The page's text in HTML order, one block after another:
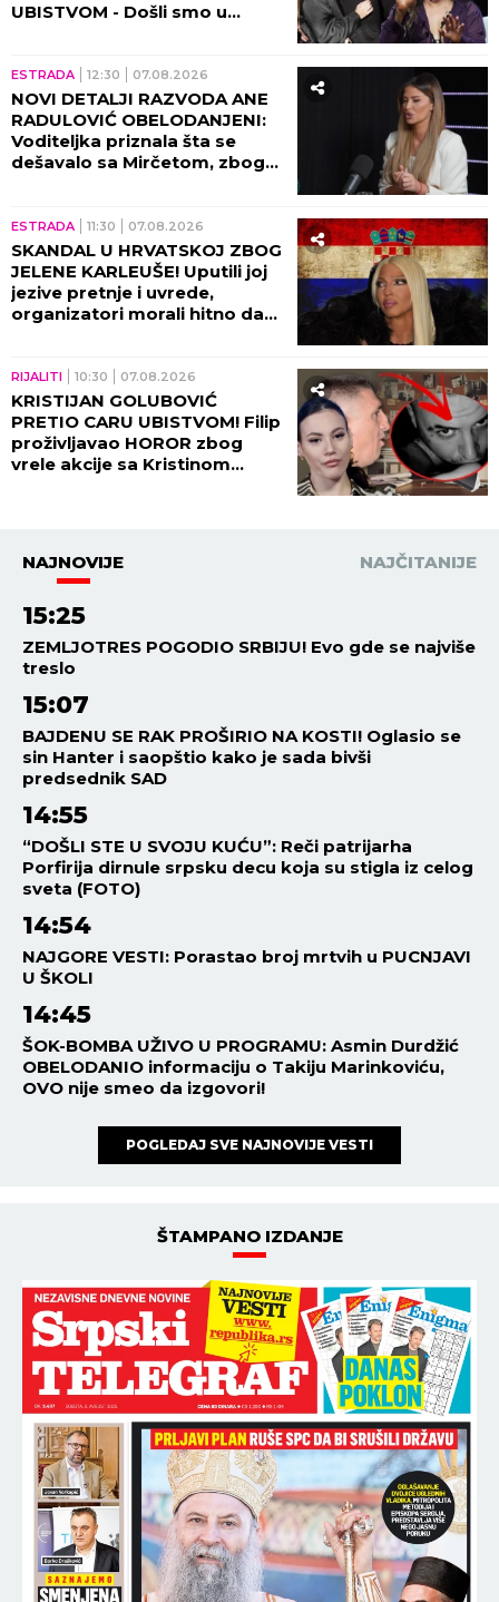
UBISTVOM - Došli smo u
ESTRADA 12:30 07.08.2026
NOVI DETALJI RAZVODA ANE
RADULOVIĆ OBELODANJENI:
Voditeljka priznala šta se
dešavalo sa Mirčetom, zbog
ESTRADA 11:30 07.08.2026
SKANDAL U HRVATSKOJ ZBOG
JELENE KARLEUŠE! Uputili joj
jezive pretnje i uvrede,
organizatori morali hitno da
RIJALITI 10:30 07.08.2026
KRISTIJAN GOLUBOVIĆ
PRETIO CARU UBISTVOM! Filip
proživljavao HOROR zbog
vrele akcije sa Kristinom
NAJNOVIJE NAJČITANIJE
15:25
ZEMLJOTRES POGODIO SRBIJU! Evo gde se najviše
treslo
15:07
BAJDENU SE RAK PROŠIRIO NA KOSTI! Oglasio se
sin Hanter i saopštio kako je sada bivši
predsednik SAD
14:55
“DOŠLI STE U SVOJU KUĆU”: Reči patrijarha
Porfirija dirnule srpsku decu koja su stigla iz celog
sveta (FOTO)
14:54
NAJGORE VESTI: Porastao broj mrtvih u PUCNJAVI
U ŠKOLI
14:45
ŠOK-BOMBA UŽIVO U PROGRAMU: Asmin Durdžić
OBELODANIO informaciju o Takiju Marinkoviću,
OVO nije smeo da izgovori!
POGLEDAJ SVE NAJNOVIJE VESTI
ŠTAMPANO IZDANJE